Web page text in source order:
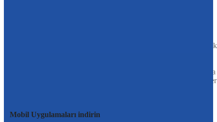
Tarafsız, dinamik ve derinlemesine habercilik anlayışıyla Yeni
bir yelpazede sunduğu haberlerle, hem Türkiye’de hem de dünyada
neler olup bittiğini anında öğrenin. Dijital platformlarıyla her an, her
Mobil Uygulamaları indirin